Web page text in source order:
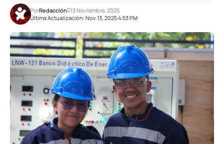
Última Actualización: Nov 13, 2025 4:53 PM
PorRedacción 13 Noviembre, 2025